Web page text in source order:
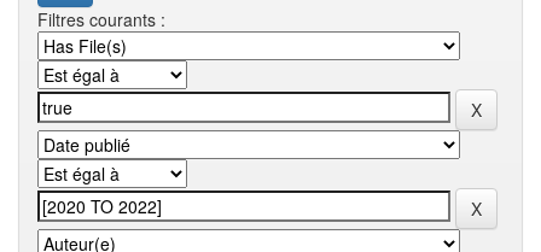
Filtres courants :